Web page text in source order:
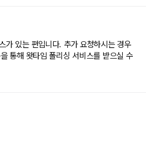
가 있는 편입니다. 추가 요청하시는 경우
통해 왓타임 폴리싱 서비스를 받으실 수